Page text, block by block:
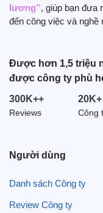
lương”, giúp bạn đưa
đến công việc và nghề
Được hơn 1,5 triệu
được công ty phù
300K++
Reviews
20K+
Công
Người dùng
Danh sách Công ty
Review Công ty